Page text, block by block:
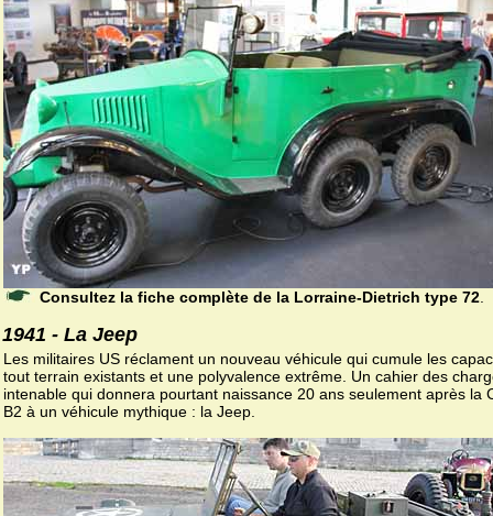
Consultez la fiche complète de la Lorraine-Dietrich type 72
1941 - La Jeep
Les militaires US réclament un nouveau véhicule qui cumule les
tout terrain existants et une polyvalence extrême. Un cahier des
intenable qui donnera pourtant naissance 20 ans seulement après la
B2 à un véhicule mythique : la Jeep.